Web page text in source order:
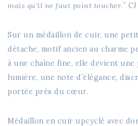
mais qu’il ne faut point toucher.”
Sur un médaillon de cuir, une
détache, motif ancien au charme
à une chaîne fine, elle devient
lumière, une note d’élégance,
portée près du cœur.
Médaillon en cuir upcyclé avec